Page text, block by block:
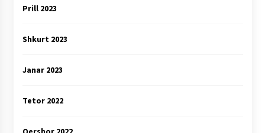
Prill 2023
Shkurt 2023
Janar 2023
Tetor 2022